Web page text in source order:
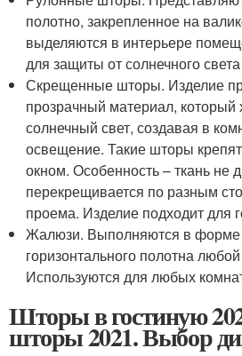
полотно, закрепленное на
выделяются в интерьере
для защиты от солнечного
Скрещенные шторы. Изделие
прозрачный материал, который
солнечный свет, создавая в
освещение. Такие шторы
окном. Особенность – ткань не
перекрещивается по разным
проема. Изделие подходит для
Жалюзи. Выполняются в форме
горизонтального полотна
Используются для любых
Шторы в гостиную
шторы 2021. Выбор